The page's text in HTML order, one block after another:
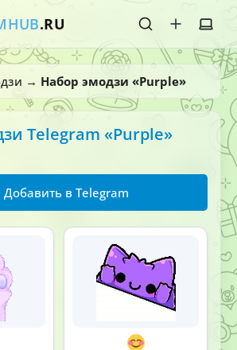
.RU
→ Набор эмодзи «Purple»
Telegram «Purple»
Добавить в Telegram